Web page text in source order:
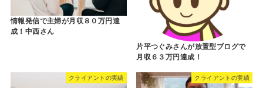
情報発信で主婦が月収８０万円達
成！中西さん
片平つぐみさんが放置型ブログで
月収６３万円達成！
クライアントの実績 クライアントの実績